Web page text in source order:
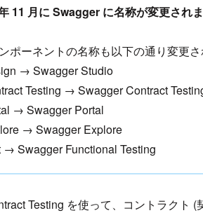
11 月に Swagger に名称が変更されま
ポーネントの名称も以下の通り変更さ
→ Swagger Studio
Testing → Swagger Contract
→ Swagger Portal
→ Swagger Explore
→ Swagger Functional Testing
Testing を使って、コントラクト